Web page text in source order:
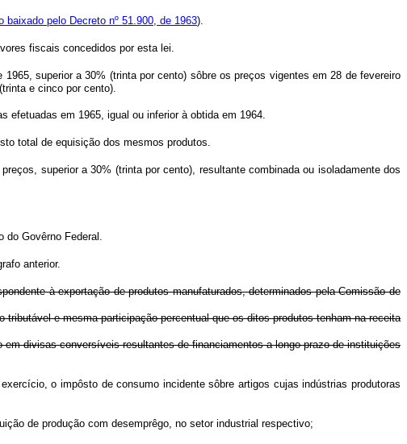
baixado pelo Decreto nº 51.900, de 1963).
fiscais concedidos por esta lei.
superior a 30% (trinta por cento) sôbre os preços vigentes em 28 de fevereiro
e cinco por cento).
efetuadas em 1965, igual ou inferior à obtida em 1964.
total de equisição dos mesmos produtos.
superior a 30% (trinta por cento), resultante combinada ou isoladamente dos
do Govêrno Federal.
anterior.
à exportação de produtos manufaturados, determinados pela Comissão de
e mesma participação percentual que os ditos produtos tenham na receita
divisas conversíveis resultantes de financiamentos a longo prazo de instituições
o impôsto de consumo incidente sôbre artigos cujas indústrias produtoras
de produção com desemprêgo, no setor industrial respectivo;